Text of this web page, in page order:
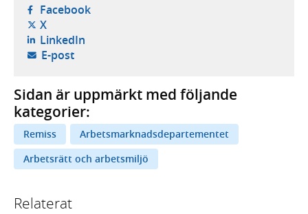
Facebook- öppnas i ny flik, extern webbplats,
X- öppnas i ny flik, extern webbplats,
LinkedIn- öppnas i ny flik, extern webbplats,
E-post- öppnar din e-postklient,
Sidan är uppmärkt med följande
kategorier:
Remiss
Arbetsmarknadsdepartementet
Arbetsrätt och arbetsmiljö
Relaterat